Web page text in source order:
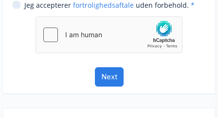
Jeg accepterer fortrolighedsaftale uden forbehold. *